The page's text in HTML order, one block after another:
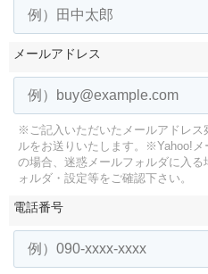
メールアドレス
※ご記入いただいたメールアドレス
ルをお送りいたします。
※Yahoo!メ
の場合、迷惑メールフォルダに入る
ォルダ・設定等をご確認下さい。
電話番号